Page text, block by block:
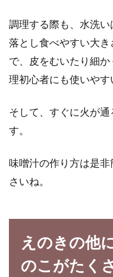
電子
いえ
ろ
マト
は
調理する際も、水洗
落とし食べやすい大
で、皮をむいたり細
理初心者にも使いやす
そして、すぐに火が
す。
味噌汁の作り方は是
さいね。
えのきの他
のこがたく